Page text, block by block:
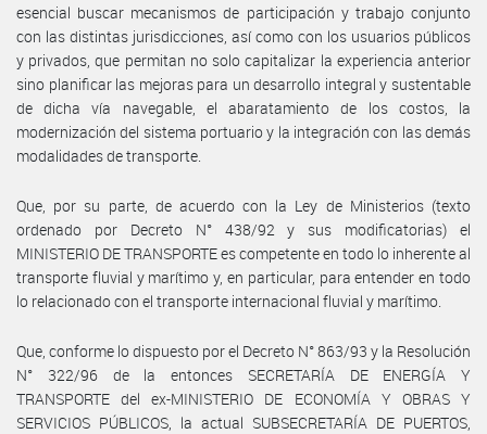
esencial buscar mecanismos de participación y trabajo conjunto
con las distintas jurisdicciones, así como con los usuarios públicos
y privados, que permitan no solo capitalizar la experiencia anterior
sino planificar las mejoras para un desarrollo integral y sustentable
de dicha vía navegable, el abaratamiento de los costos, la
modernización del sistema portuario y la integración con las demás
modalidades de transporte.
Que, por su parte, de acuerdo con la Ley de Ministerios (texto
ordenado por Decreto N° 438/92 y sus modificatorias) el
MINISTERIO DE TRANSPORTE es competente en todo lo inherente al
transporte fluvial y marítimo y, en particular, para entender en todo
lo relacionado con el transporte internacional fluvial y marítimo.
Que, conforme lo dispuesto por el Decreto N° 863/93 y la Resolución
N° 322/96 de la entonces SECRETARÍA DE ENERGÍA Y
TRANSPORTE del ex-MINISTERIO DE ECONOMÍA Y OBRAS Y
SERVICIOS PÚBLICOS, la actual SUBSECRETARÍA DE PUERTOS,